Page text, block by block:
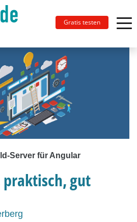
Gratis testen
Server für Angular
gut